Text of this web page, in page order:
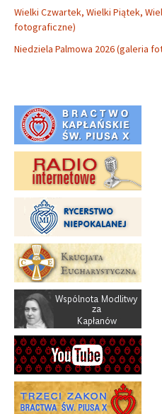
Wielki Czwartek, Wielki Piątek,
fotograficzne)
Niedziela Palmowa 2026 (galeria